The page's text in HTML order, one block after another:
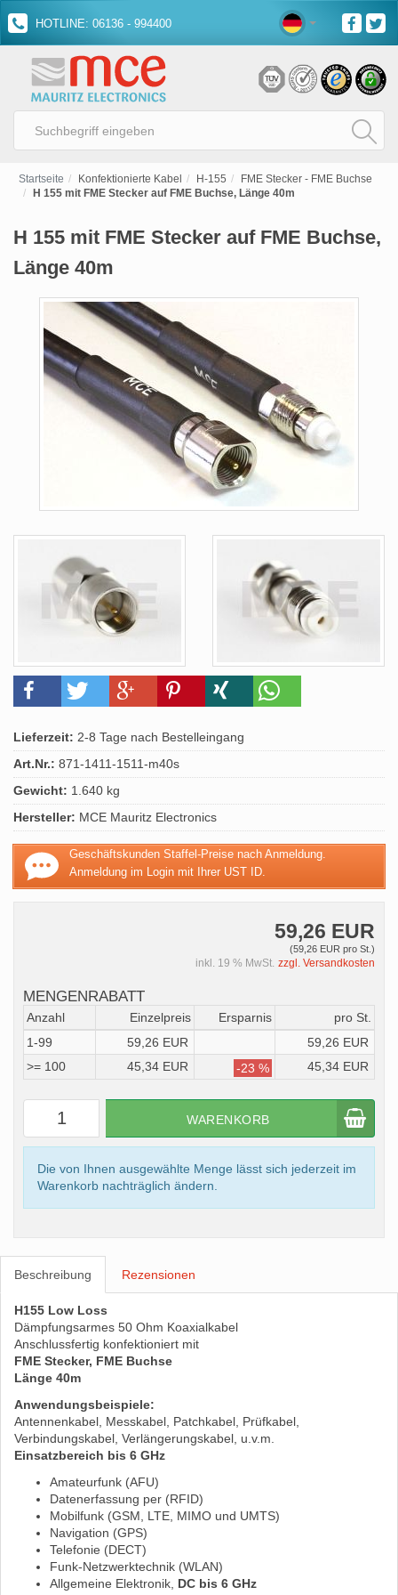
HOTLINE: 06136 - 994400
Startseite Konfektionierte Kabel H-155
FME Stecker - FME Buchse
H 155 mit FME Stecker auf FME Buchse, Länge 40m
H 155 mit FME Stecker auf FME Buchse,
Länge 40m
Lieferzeit: 2-8 Tage nach Bestelleingang
Art.Nr.: 871-1411-1511-m40s
Gewicht: 1.640 kg
Hersteller: MCE Mauritz Electronics
Geschäftskunden Staffel-Preise nach Anmeldung.
Anmeldung im Login mit Ihrer UST ID.
59,26 EUR
(59,26 EUR pro St.)
inkl. 19 % MwSt. zzgl. Versandkosten
MENGENRABATT
Anzahl Einzelpreis Ersparnis
pro St.
1-99
59,26 EUR
59,26 EUR
>= 100
45,34 EUR -23 % 45,34 EUR
WARENKORB
Die von Ihnen ausgewählte Menge lässt sich jederzeit im
Warenkorb nachträglich ändern.
Beschreibung Rezensionen
H155 Low Loss
Dämpfungsarmes 50 Ohm Koaxialkabel
Anschlussfertig konfektioniert mit
FME Stecker, FME Buchse
Länge 40m
Anwendungsbeispiele:
Antennenkabel, Messkabel, Patchkabel, Prüfkabel,
Verbindungskabel, Verlängerungskabel, u.v.m.
Einsatzbereich bis 6 GHz
Amateurfunk (AFU)
Datenerfassung per (RFID)
Mobilfunk (GSM, LTE, MIMO und UMTS)
Navigation (GPS)
Telefonie (DECT)
Funk-Netzwerktechnik (WLAN)
Allgemeine Elektronik, DC bis 6 GHz